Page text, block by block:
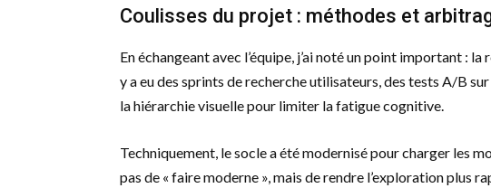
Coulisses du projet : méthodes et
En échangeant avec l’équipe, j’ai noté un point important : la
y a eu des sprints de recherche utilisateurs, des tests A/B
la hiérarchie visuelle pour limiter la fatigue cognitive.
Techniquement, le socle a été modernisé pour charger les
pas de « faire moderne », mais de rendre l’exploration plus